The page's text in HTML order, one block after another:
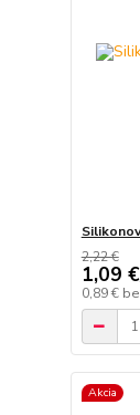
2,22 €
1,09 €
0,89 €
Akcia